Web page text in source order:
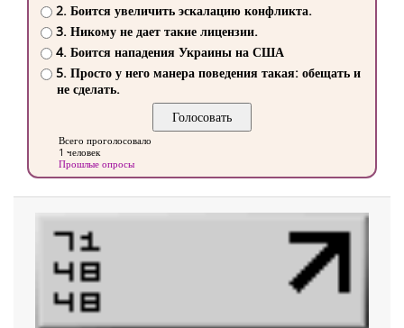
2. Боится увеличить эскалацию конфликта.
3. Никому не дает такие лицензии.
4. Боится нападения Украины на США
5. Просто у него манера поведения такая: обещать и
не сделать.
Всего проголосовало
1 человек
Прошлые опросы